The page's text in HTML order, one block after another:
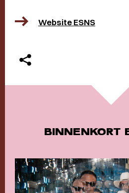
Website ESNS
BINNENKORT